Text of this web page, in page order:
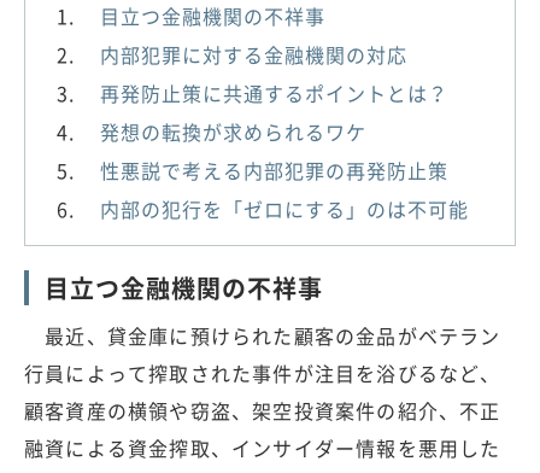
目立つ金融機関の不祥事
内部犯罪に対する金融機関の対応
再発防止策に共通するポイントとは？
発想の転換が求められるワケ
性悪説で考える内部犯罪の再発防止策
内部の犯行を「ゼロにする」のは不可能
目立つ金融機関の不祥事
最近、貸金庫に預けられた顧客の金品がベテラン
行員によって搾取された事件が注目を浴びるなど、
顧客資産の横領や窃盗、架空投資案件の紹介、不正
融資による資金搾取、インサイダー情報を悪用した